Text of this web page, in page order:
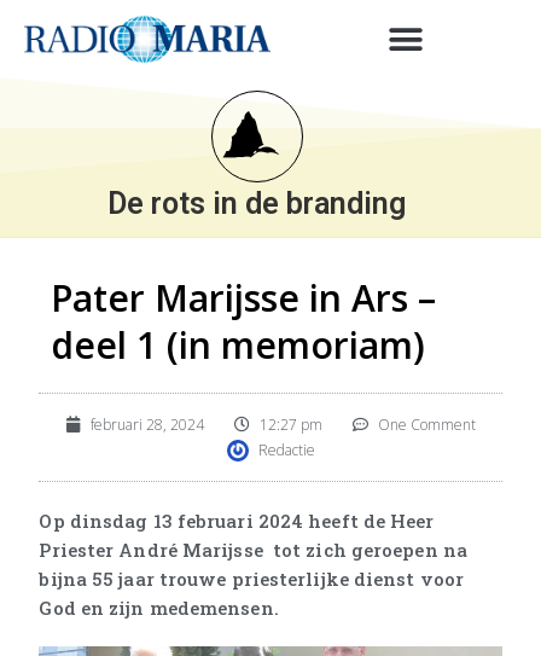
De rots in de branding
Pater Marijsse in Ars –
deel 1 (in memoriam)
februari 28, 2024 12:27 pm
One Comment
Redactie
Op dinsdag 13 februari 2024 heeft de Heer
Priester André Marijsse tot zich geroepen na
bijna 55 jaar trouwe priesterlijke dienst voor
God en zijn medemensen.